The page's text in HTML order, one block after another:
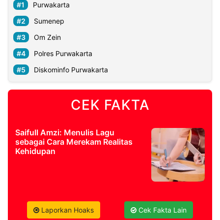
Purwakarta
Sumenep
Om Zein
Polres Purwakarta
Diskominfo Purwakarta
CEK FAKTA
Saifull Amzi: Menulis Lagu
sebagai Cara Merekam Realitas
Kehidupan
Laporkan Hoaks Cek Fakta Lain